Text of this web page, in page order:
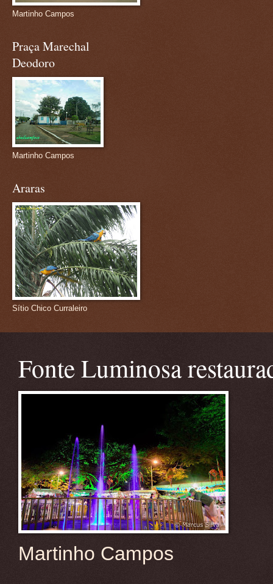
Martinho Campos
Praça Marechal
Deodoro
Martinho Campos
Araras
Sítio Chico Curraleiro
Fonte Luminosa
Martinho Campos